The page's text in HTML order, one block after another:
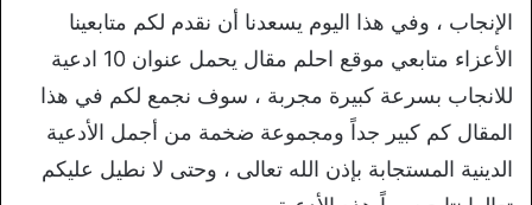
الإنجاب ، وفي هذا اليوم يسعدنا أن نقدم لكم متابعينا
الأعزاء متابعي موقع احلم مقال يحمل عنوان 10 ادعية
للانجاب بسرعة كبيرة مجربة ، سوف نجمع لكم في هذا
المقال كم كبير جداً ومجموعة ضخمة من أجمل الأدعية
الدينية المستجابة بإذن الله تعالى ، وحتى لا نطيل عليكم